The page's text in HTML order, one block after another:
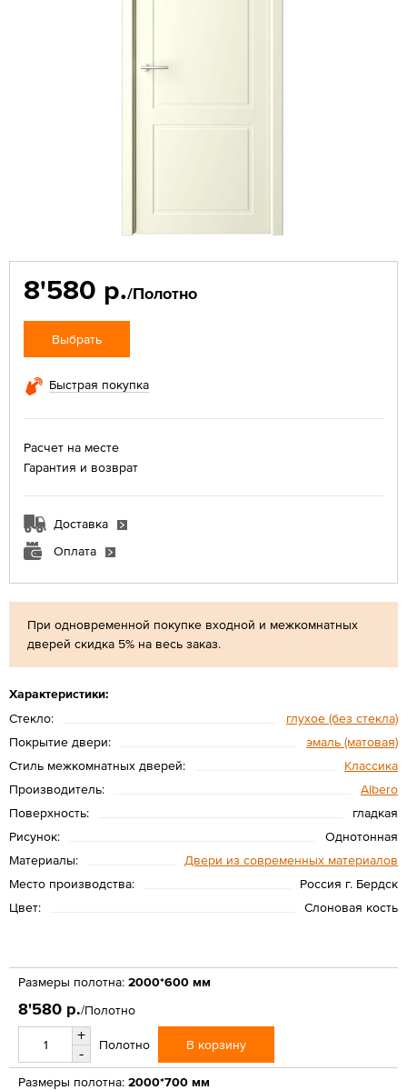
При одновременной покупке входной и межкомнатных
дверей скидка 5% на весь заказ.
Характеристики:
Стекло:
глухое (без стекла)
Покрытие двери:
эмаль (матовая)
Стиль межкомнатных дверей:
Классика
Производитель:
Albero
Поверхность:
гладкая
Рисунок:
Однотонная
Материалы:
Двери из современных материалов
Место производства:
Россия г. Бердск
Цвет:
Слоновая кость
8'580 р./Полотно
Выбрать
Быстрая покупка
Расчет на месте
Гарантия и возврат
Доставка
Оплата
Размеры полотна: 2000*600 мм
8'580 р./Полотно
+
-
Полотно В корзину
Размеры полотна: 2000*700 мм